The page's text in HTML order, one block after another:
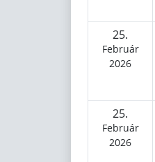
25.
Február
2026
25.
Február
2026